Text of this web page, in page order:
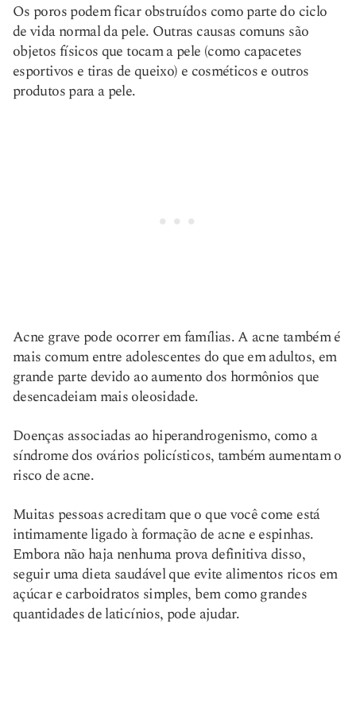
Os poros podem ficar obstruídos como parte do ciclo
de vida normal da pele. Outras causas comuns são
objetos físicos que tocam a pele (como capacetes
esportivos e tiras de queixo) e cosméticos e outros
produtos para a pele.
Acne grave pode ocorrer em famílias. A acne também é
mais comum entre adolescentes do que em adultos, em
grande parte devido ao aumento dos hormônios que
desencadeiam mais oleosidade.
Doenças associadas ao hiperandrogenismo, como a
síndrome dos ovários policísticos, também aumentam o
risco de acne.
Muitas pessoas acreditam que o que você come está
intimamente ligado à formação de acne e espinhas.
Embora não haja nenhuma prova definitiva disso,
seguir uma dieta saudável que evite alimentos ricos em
açúcar e carboidratos simples, bem como grandes
quantidades de laticínios, pode ajudar.